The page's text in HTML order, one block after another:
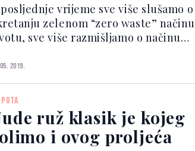
vrijeme sve više slušamo o
zelenom “zero waste” načinu
sve više razmišljamo o načinu
koje jedemo i trudimo se biti
više u skladu s prirodom, a jednako
bi...
2019.
ruž klasik je kojeg
i ovog proljeća